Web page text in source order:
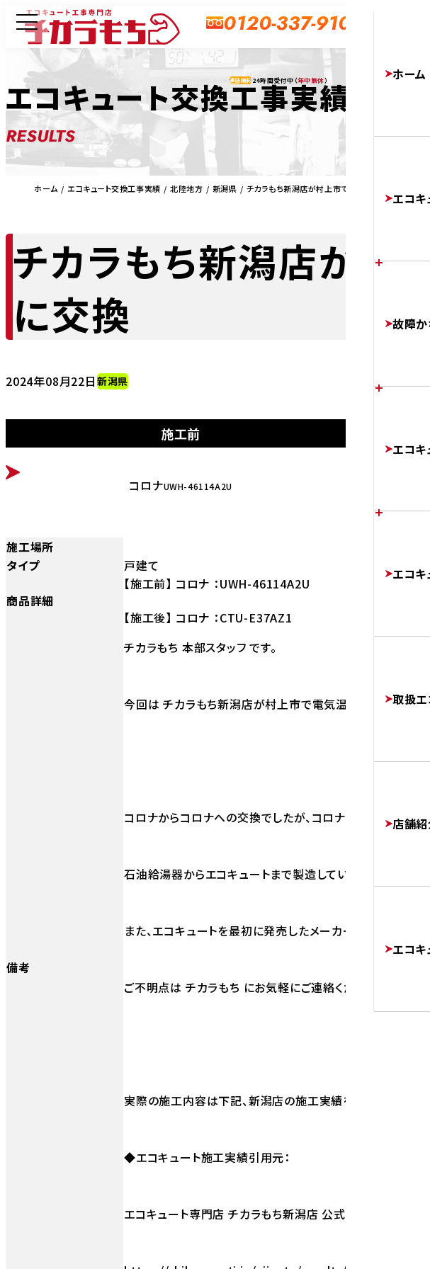
0120-337-910
通話無料24時間受付中（年中無休） ホーム
エコキ
故障か
エコキ
FLOW
エコ
取扱エ
店舗
エコキ
エコキュート交換工事実績
RESULTS
ホーム エコキュート交換工事実績 北陸地方 新潟県 チカラもち新潟店が村上市でエコキュートに交換
チカラもち新潟店が村
に交換
2024年08月22日 新潟県
施工前
BEFOREコロナUWH-46114A2U
施工場所
タイプ
戸建て
商品詳細
【施工前】 コロナ ：UWH-46114A2U
【施工後】 コロナ ：CTU-E37AZ1
備考
チカラもち 本部スタッフ です。
今回は チカラもち新潟店が村上市で電気温水器からエコキュ
コロナからコロナへの交換でしたが、コロナは給湯器の老舗
石油給湯器からエコキュートまで製造しています。
また、エコキュートを最初に発売したメーカーでもあります。
ご不明点は チカラもち にお気軽にご連絡ください。
実際の施工内容は下記、新潟店の施工実績をご覧ください。
◆エコキュート施工実績引用元：
エコキュート専門店 チカラもち新潟店 公式サイト